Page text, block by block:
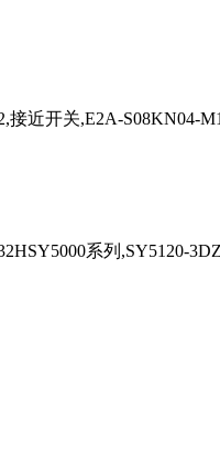
近开关,E2A-S08KN04-
系列,SY5120-